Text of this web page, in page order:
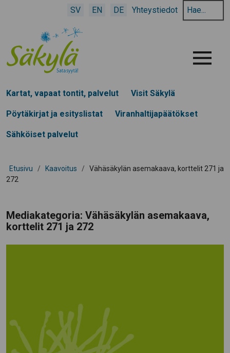
SV EN DE Yhteystiedot
Hae
hakusanalla:
Menu
Kartat, vapaat tontit, palvelut Visit Säkylä
Pöytäkirjat ja esityslistat Viranhaltijapäätökset
Sähköiset palvelut
Etusivu / Kaavoitus /
Vähäsäkylän asemakaava, korttelit 271 ja
272
Mediakategoria: Vähäsäkylän asemakaava,
korttelit 271 ja 272